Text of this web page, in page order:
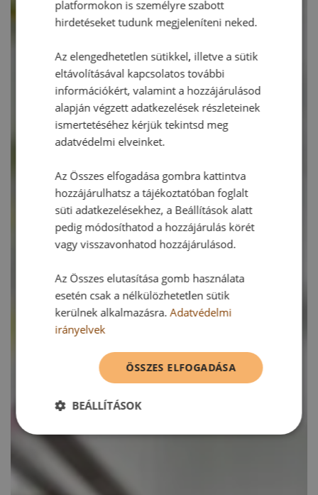
platformokon is személyre szabott
hirdetéseket tudunk megjeleníteni neked.
Az elengedhetetlen sütikkel, illetve a sütik
eltávolításával kapcsolatos további
információkért, valamint a hozzájárulásod
alapján végzett adatkezelések részleteinek
ismertetéséhez kérjük tekintsd meg
adatvédelmi elveinket.
Az Összes elfogadása gombra kattintva
hozzájárulhatsz a tájékoztatóban foglalt
süti adatkezelésekhez, a Beállítások alatt
pedig módosíthatod a hozzájárulás körét
vagy visszavonhatod hozzájárulásod.
Az Összes elutasítása gomb használata
esetén csak a nélkülözhetetlen sütik
kerülnek alkalmazásra.Adatvédelmi
irányelvek
ÖSSZES ELFOGADÁSA
BEÁLLÍTÁSOK